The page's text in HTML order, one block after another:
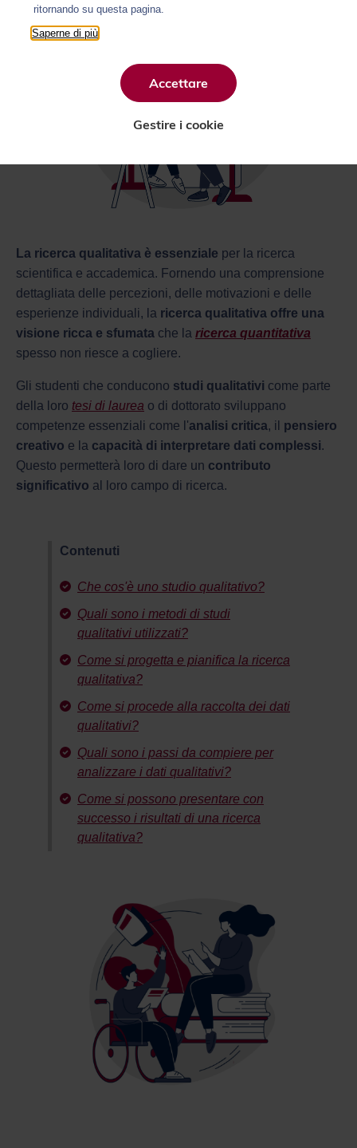
La ricerca qualitativa è essenziale per la ricerca
scientifica e accademica. Fornendo una comprensione
dettagliata delle percezioni, delle motivazioni e delle
esperienze individuali, la ricerca qualitativa offre una
visione ricca e sfumata che la ricerca quantitativa
spesso non riesce a cogliere.
Gli studenti che conducono studi qualitativi come parte
della loro tesi di laurea o di dottorato sviluppano
competenze essenziali come l'analisi critica, il pensiero
creativo e la capacità di interpretare dati complessi.
Questo permetterà loro di dare un contributo
significativo al loro campo di ricerca.
Contenuti
Che cos'è uno studio qualitativo?
Quali sono i metodi di studi
qualitativi utilizzati?
Come si progetta e pianifica la ricerca
qualitativa?
Come si procede alla raccolta dei dati
qualitativi?
Quali sono i passi da compiere per
analizzare i dati qualitativi?
Come si possono presentare con
successo i risultati di una ricerca
qualitativa?
ritornando su questa pagina.
Saperne di più
Accettare
Gestire i cookie